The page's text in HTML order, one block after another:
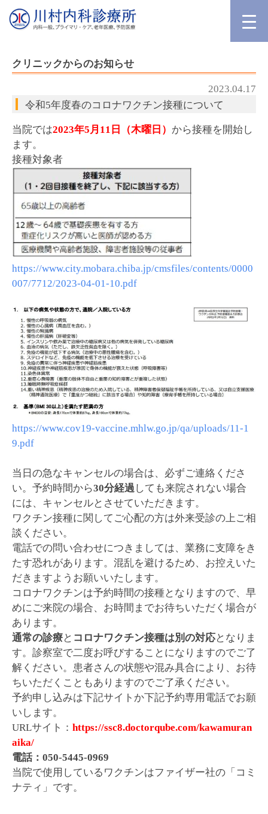
クリニックからのお知らせ
2023.04.17
令和5年度春のコロナワクチン接種について
当院では2023年5月11日（木曜日） から接種を開始し
ます。
接種対象者
https://www.city.mobara.chiba.jp/cmsfiles/contents/0000
007/7712/2023-04-01-10.pdf
https://www.cov19-vaccine.mhlw.go.jp/qa/uploads/11-1
9.pdf
当日の急なキャンセルの場合は、必ずご連絡くださ
い。予約時間から30分経過しても来院されない場合
には、キャンセルとさせていただきます。
ワクチン接種に関してご心配の方は外来受診の上ご相
談ください。
電話での問い合わせにつきましては、業務に支障をき
たす恐れがあります。混乱を避けるため、お控えいた
だきますようお願いいたします。
コロナワクチンは予約時間の接種となりますので、早
めにご来院の場合、お時間までお待ちいただく場合が
あります。
通常の診療と コロナワクチン接種は別の対応となりま
す。診察室で二度お呼びすることになりますのでご了
解ください。患者さんの状態や混み具合により、お待
ちいただくこともありますのでご了承ください。
予約申し込みは下記サイトか下記予約専用電話でお願
いします。
URLサイト： https://ssc8.doctorqube.com/kawamuran
aika/
電話：050-5445-0969
当院で使用しているワクチンはファイザー社の「コミ
ナティ」です。